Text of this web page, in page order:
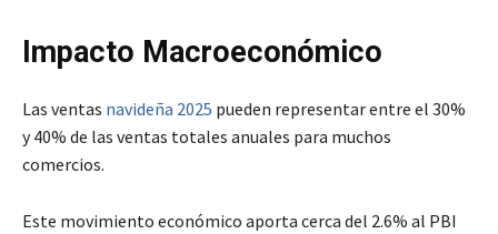
Impacto Macroeconómico
Las ventas navideña 2025 pueden representar entre el 30%
y 40% de las ventas totales anuales para muchos
comercios.
Este movimiento económico aporta cerca del 2.6% al PBI